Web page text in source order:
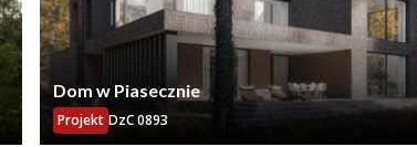
Dom w Piasecznie
Projekt DzC 0893